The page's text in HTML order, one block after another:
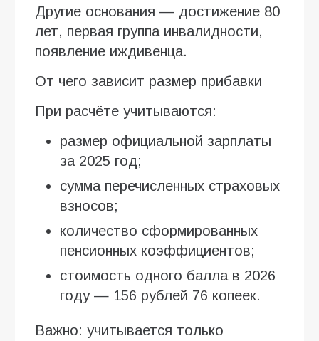
Другие основания — достижение 80
лет, первая группа инвалидности,
появление иждивенца.
От чего зависит размер прибавки
При расчёте учитываются:
размер официальной зарплаты
за 2025 год;
сумма перечисленных страховых
взносов;
количество сформированных
пенсионных коэффициентов;
стоимость одного балла в 2026
году — 156 рублей 76 копеек.
Важно: учитывается только